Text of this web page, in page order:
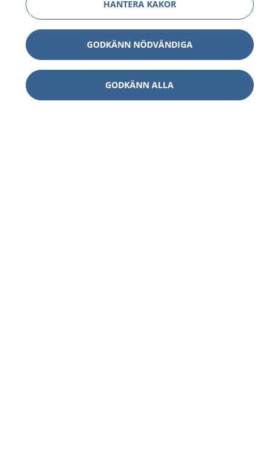
HANTERA KAKOR
GODKÄNN NÖDVÄNDIGA
GODKÄNN ALLA